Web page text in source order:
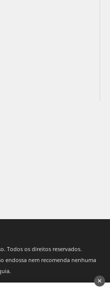
Todos os direitos reservados.
endossa nem recomenda nenhuma
✕